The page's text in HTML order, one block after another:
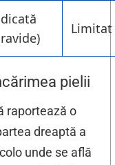
Limitat
pielii
raportează o
dreaptă a
unde se află